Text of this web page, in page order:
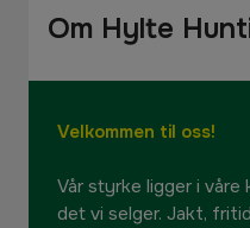
Om Hylte
Velkommen til oss!
Vår styrke ligger i våre
det vi selger. Jakt,